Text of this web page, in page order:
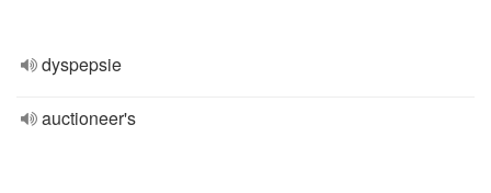
dyspepsie
auctioneer's